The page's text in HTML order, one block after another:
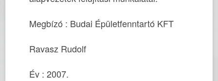
Megbízó : Budai Épületfenntartó KFT
Ravasz Rudolf
Év : 2007.